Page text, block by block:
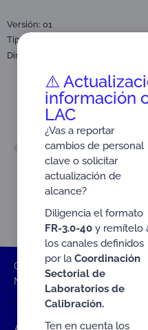
Versión: 01
Tipo:
Dirigido a:
ANTERIOR
NTE-3.3-46
ONAC Inicio ONAC
NTE-3.3-47
⚠️
información
LAC
¿Vas a reportar
cambios de personal
clave o solicitar
actualización de
alcance?
Diligencia el formato
FR-3.0-40y remítelo
los canales definidos
por la Coordinación
Sectorial de
Laboratorios de
Calibración.
Ten en cuenta los